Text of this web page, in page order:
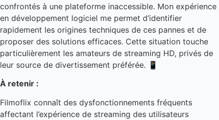
confrontés à une plateforme inaccessible. Mon expérience
en développement logiciel me permet d’identifier
rapidement les origines techniques de ces pannes et de
proposer des solutions efficaces. Cette situation touche
particulièrement les amateurs de streaming HD, privés de
leur source de divertissement préférée. 📱
À retenir :
Filmoflix connaît des dysfonctionnements fréquents
affectant l’expérience de streaming des utilisateurs